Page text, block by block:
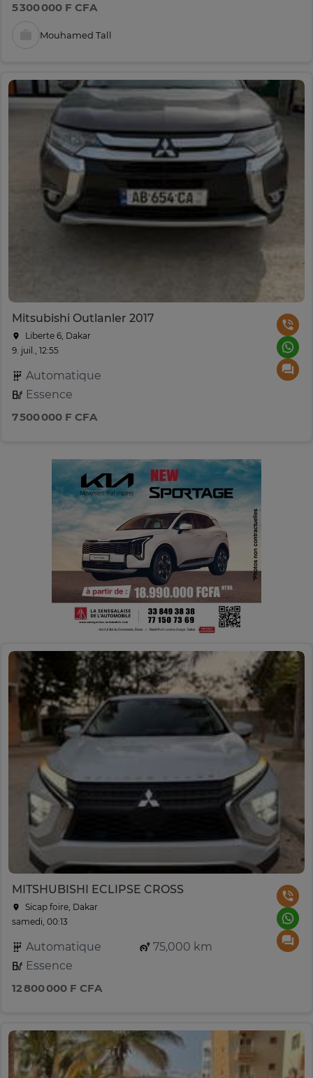
5 300 000 F CFA
Mouhamed Tall
Mitsubishi Outlanler 2017
Liberte 6, Dakar
9. juil., 12:55
Automatique
Essence
7 500 000 F CFA
MITSHUBISHI ECLIPSE CROSS
Sicap foire, Dakar
samedi, 00:13
Automatique
75,000 km
Essence
12 800 000 F CFA